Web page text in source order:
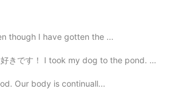
2019.09.14 01:12
though I have gotten the ...
dog to the pond. He is getting old, but he love...
Our body is continuall...